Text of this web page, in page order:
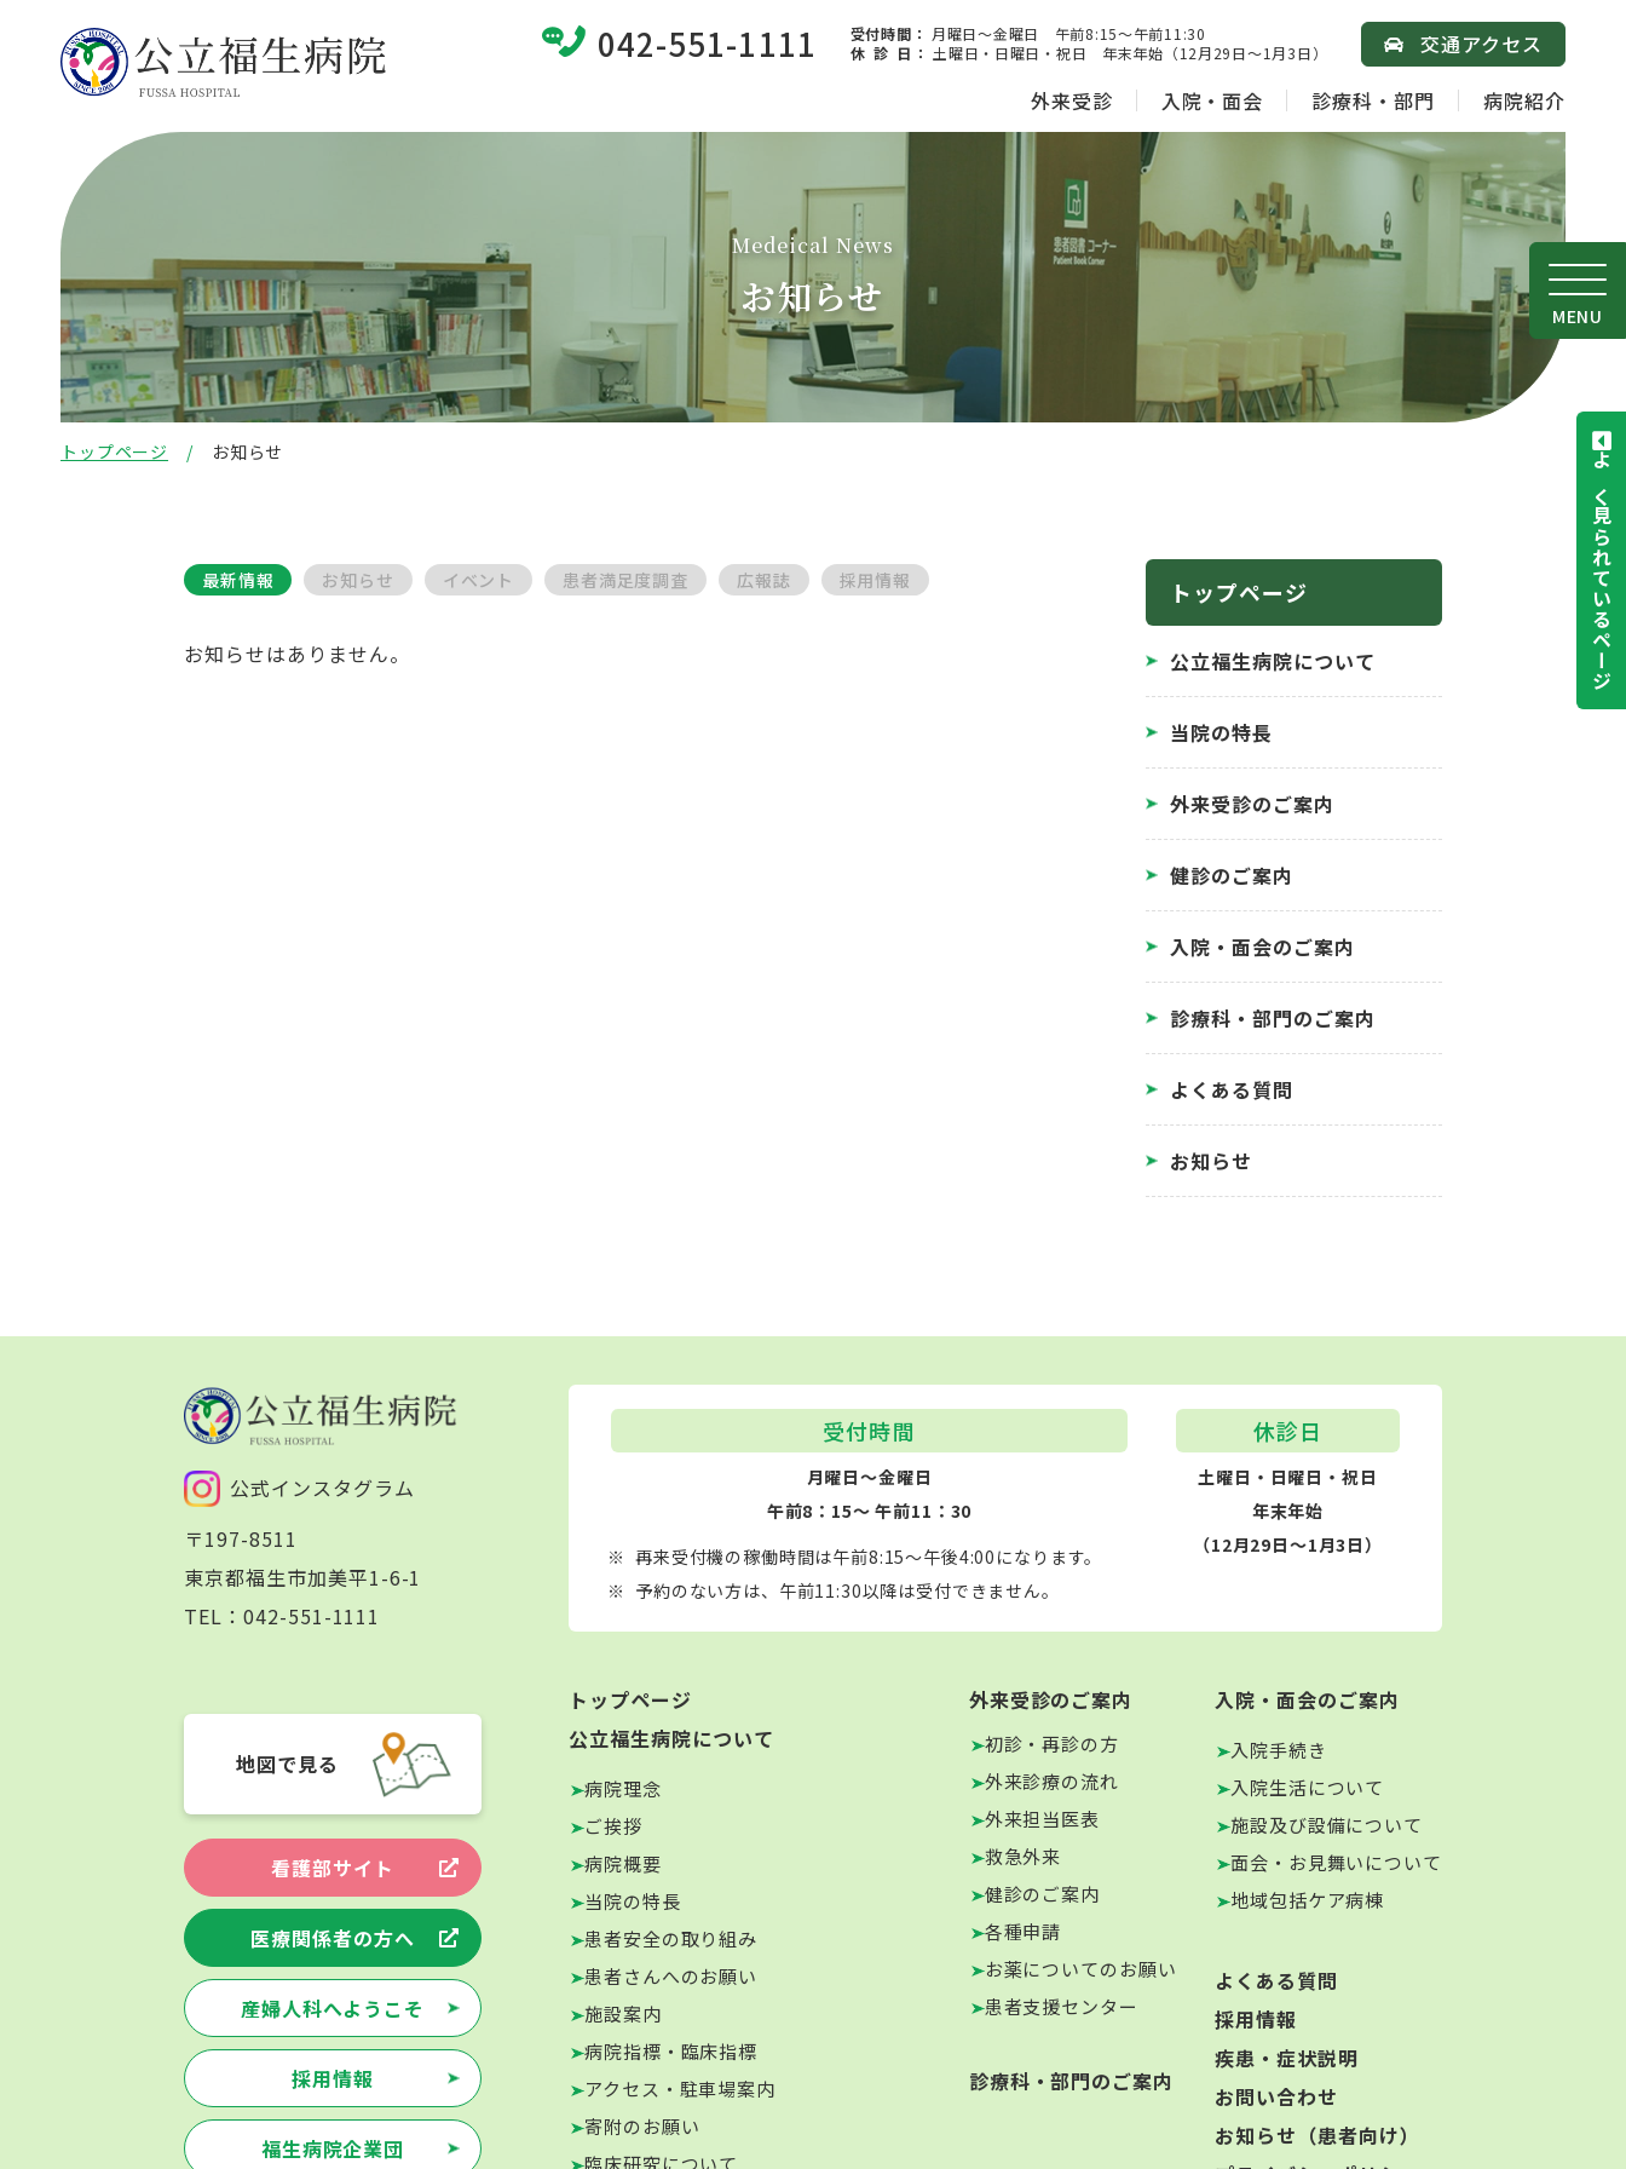
042-551-1111 受付時間： 月曜日～金曜日 午前8:15～午前11:30
休 診 日 ： 土曜日・日曜日・祝日 年末年始（12月29日～1月3日）
交通アクセス
外来受診
入院・面会 診療科・部門 病院紹介
MENU
よく見られているページ
Medeical News
お知らせ
トップページ お知らせ
最新情報 お知らせ イベント 患者満足度調査 広報誌 採用情報
お知らせはありません。
トップページ
公立福生病院について
当院の特長
外来受診のご案内
健診のご案内
入院・面会のご案内
診療科・部門のご案内
よくある質問
お知らせ
公式インスタグラム
〒197-8511
東京都福生市加美平1-6-1
TEL： 042-551-1111
地図で見る
看護部サイト
医療関係者の方へ
産婦人科へようこそ
採用情報
福生病院企業団
受付時間
月曜日～金曜日
午前8：15～ 午前11：30
再来受付機の稼働時間は午前8:15～午後4:00になります。
予約のない方は、午前11:30以降は受付できません。
休診日
土曜日・日曜日・祝日
年末年始
（12月29日～1月3日）
トップページ
公立福生病院について
病院理念
ご挨拶
病院概要
当院の特長
患者安全の取り組み
患者さんへのお願い
施設案内
病院指標・臨床指標
アクセス・駐車場案内
寄附のお願い
臨床研究について
外来受診のご案内
初診・再診の方
外来診療の流れ
外来担当医表
救急外来
健診のご案内
各種申請
お薬についてのお願い
患者支援センター
診療科・部門のご案内
入院・面会のご案内
入院手続き
入院生活について
施設及び設備について
面会・お見舞いについて
地域包括ケア病棟
よくある質問
採用情報
疾患・症状説明
お問い合わせ
お知らせ（患者向け）